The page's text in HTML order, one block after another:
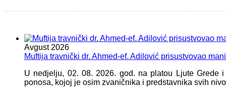
Avgust 2026
Muftija travnički dr. Ahmed-ef. Adilović prisustvovao
U nedjelju, 02. 08. 2026. god. na platou Ljute
ponosa, kojoj je osim zvaničnika i predstavnika svih